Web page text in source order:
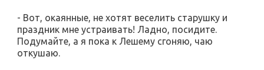
- Вот, окаянные, не хотят веселить старушку и
праздник мне устраивать! Ладно, посидите.
Подумайте, а я пока к Лешему сгоняю, чаю
откушаю.